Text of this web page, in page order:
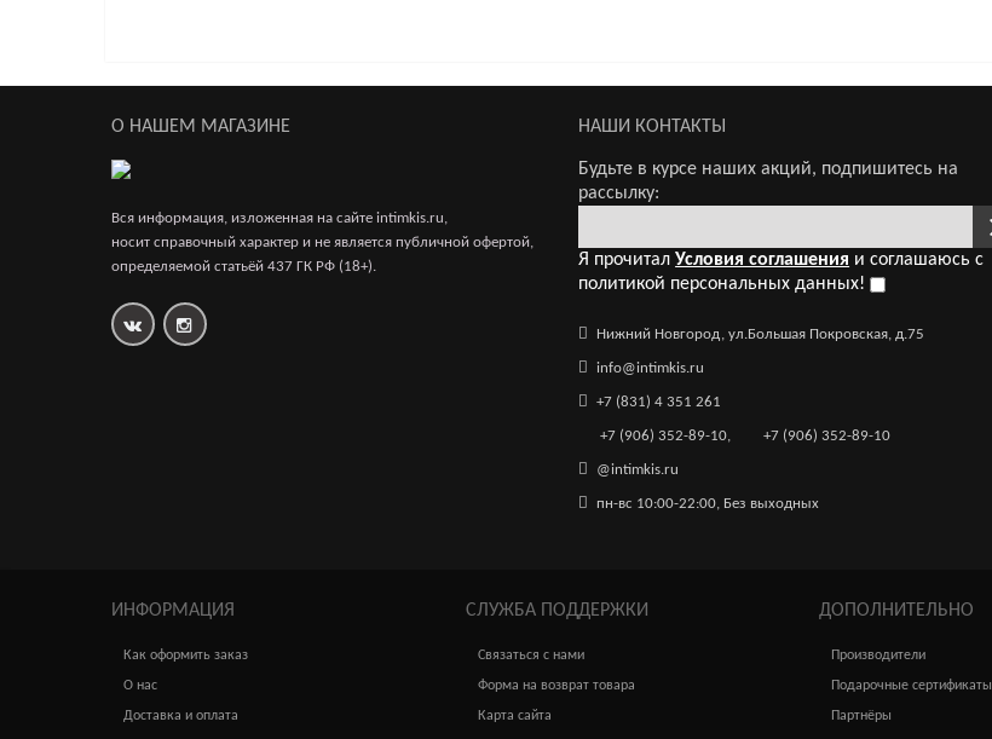
Наручники Sitabella чёрные
3 960р.
Наручники Sitabella чёрные
О НАШЕМ МАГАЗИНЕ
Вся информация, изложенная на сайте intimkis.ru,
носит справочный характер и не является публичной офертой,
определяемой статьёй 437 ГК РФ (18+).
НАШИ КОНТАКТЫ
Будьте в курсе наших акций, подпишитесь на
рассылку:
Я прочиталУсловия соглашения и соглашаюсь с
политикой персональных данных!
Нижний Новгород, ул.Большая Покровская, д.75
info@intimkis.ru
+7 (831) 4 351 261
+7 (906) 352-89-10, +7 (906) 352-89-10
@intimkis.ru
пн-вс 10:00-22:00, Без выходных
ИНФОРМАЦИЯ
Как оформить заказ
О нас
Доставка и оплата
СЛУЖБА ПОДДЕРЖКИ
Связаться с нами
Форма на возврат товара
Карта сайта
ДОПОЛНИТЕЛЬНО
Производители
Подарочные сертификаты
Партнёры